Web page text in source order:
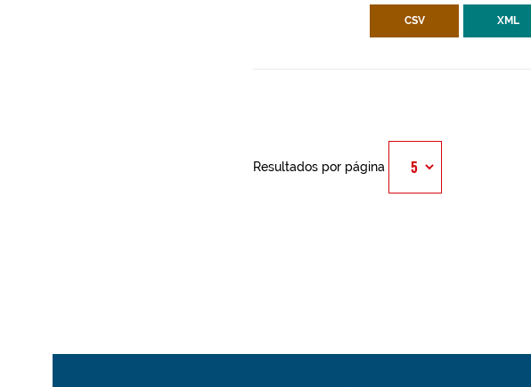
CSV XML
Resultados por página